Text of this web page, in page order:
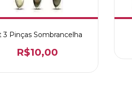
3 Pinças Sombrancelha
R$10,00